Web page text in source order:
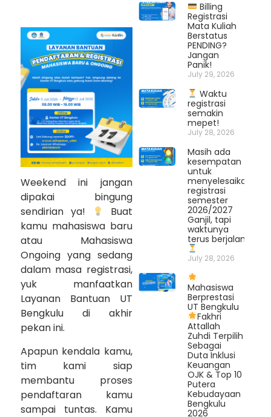
Weekend ini jangan
dipakai bingung
sendirian ya!
Buat
kamu mahasiswa baru
atau Mahasiswa
Ongoing yang sedang
dalam masa registrasi,
yuk manfaatkan
Layanan Bantuan UT
Bengkulu di akhir
pekan ini.
Apapun kendala kamu,
tim kami siap
membantu proses
pendaftaran kamu
sampai tuntas. Kamu
Billing
Registrasi
Mata Kuliah
Berstatus
PENDING?
Jangan
Panik!
July 29, 2026
Waktu
registrasi
semakin
mepet!
July 28, 2026
Masih ada
kesempatan
untuk
menyelesaikan
registrasi
semester
2026/2027
Ganjil, tapi
waktunya
terus berjalan.
July 28, 2026
Mahasiswa
Berprestasi
UT Bengkulu
Fakhri
Attallah
Zuhdi Terpilih
Sebagai
Duta Inklusi
Keuangan
OJK & Top 10
Putera
Kebudayaan
Bengkulu
2026